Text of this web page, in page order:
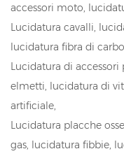
accessori moto,
Lucidatura cavalli,
lucidatura fibra di
Lucidatura di
elmetti, lucidatura di
artificiale,
Lucidatura placche
gas, lucidatura fibbie,